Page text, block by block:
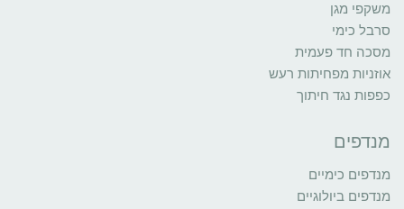
משקפי מגן
סרבל כימי
מסכה חד פעמית
אוזניות מפחיתות רעש
כפפות נגד חיתוך
מנדפים
מנדפים כימיים
מנדפים ביולוגיים